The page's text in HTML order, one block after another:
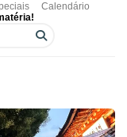
Calendário